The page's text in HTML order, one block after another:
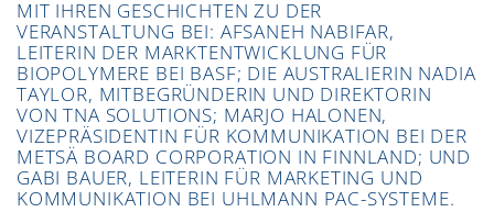
MIT IHREN GESCHICHTEN ZU DER
VERANSTALTUNG BEI: AFSANEH NABIFAR,
LEITERIN DER MARKTENTWICKLUNG FÜR
BIOPOLYMERE BEI BASF; DIE AUSTRALIERIN NADIA
TAYLOR, MITBEGRÜNDERIN UND DIREKTORIN
VON TNA SOLUTIONS; MARJO HALONEN,
VIZEPRÄSIDENTIN FÜR KOMMUNIKATION BEI DER
METSÄ BOARD CORPORATION IN FINNLAND; UND
GABI BAUER, LEITERIN FÜR MARKETING UND
KOMMUNIKATION BEI UHLMANN PAC-SYSTEME.